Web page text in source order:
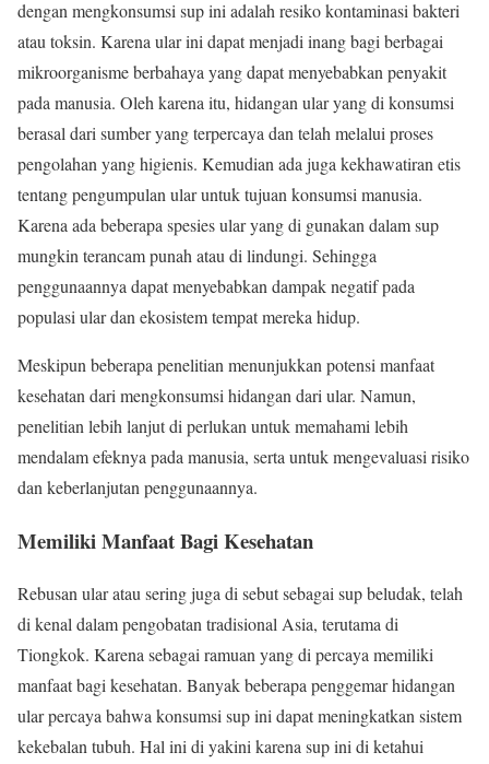
dengan mengkonsumsi sup ini adalah resiko kontaminasi bakteri
atau toksin. Karena ular ini dapat menjadi inang bagi berbagai
mikroorganisme berbahaya yang dapat menyebabkan penyakit
pada manusia. Oleh karena itu, hidangan ular yang di konsumsi
berasal dari sumber yang terpercaya dan telah melalui proses
pengolahan yang higienis. Kemudian ada juga kekhawatiran etis
tentang pengumpulan ular untuk tujuan konsumsi manusia.
Karena ada beberapa spesies ular yang di gunakan dalam sup
mungkin terancam punah atau di lindungi. Sehingga
penggunaannya dapat menyebabkan dampak negatif pada
populasi ular dan ekosistem tempat mereka hidup.
Meskipun beberapa penelitian menunjukkan potensi manfaat
kesehatan dari mengkonsumsi hidangan dari ular. Namun,
penelitian lebih lanjut di perlukan untuk memahami lebih
mendalam efeknya pada manusia, serta untuk mengevaluasi risiko
dan keberlanjutan penggunaannya.
Memiliki Manfaat Bagi Kesehatan
Rebusan ular atau sering juga di sebut sebagai sup beludak, telah
di kenal dalam pengobatan tradisional Asia, terutama di
Tiongkok. Karena sebagai ramuan yang di percaya memiliki
manfaat bagi kesehatan. Banyak beberapa penggemar hidangan
ular percaya bahwa konsumsi sup ini dapat meningkatkan sistem
kekebalan tubuh. Hal ini di yakini karena sup ini di ketahui